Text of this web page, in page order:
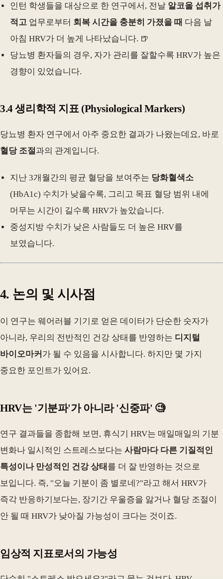
인턴 학생들을 대상으로 한 연구에서, 전날 알코올 섭취가
적고 업무로부터 회복 시간을 충분히 가졌을 때 다음 날
아침 HRV가 더 높게 나타났습니다. 🍺
당뇨병 환자들의 경우, 자가 관리를 잘할수록 HRV가 높은
경향이 있었습니다.
3.4 생리학적 지표 (Physiological Markers)
당뇨병 환자 연구에서 아주 중요한 결과가 나왔는데요, 바로
혈당 조절과의 관계입니다.
지난 3개월간의 평균 혈당을 보여주는 당화혈색소
(HbA1c) 수치가 낮을수록, 그리고 목표 혈당 범위 내에
머무는 시간이 길수록 HRV가 높았습니다.
중성지방 수치가 낮은 사람들도 더 높은 HRV를
보였습니다.
4. 논의 및 시사점
이 연구는 웨어러블 기기로 얻은 데이터가 단순한 숫자가
아니라, 우리의 전반적인 건강 상태를 반영하는 디지털
바이오마커 가 될 수 있음을 시사합니다. 하지만 몇 가지
중요한 포인트가 있어요.
HRV는 '기분파'가 아니라 '신중파' 🧐
연구 결과들을 종합해 보면, 휴식기 HRV는 매일매일의 기분
변화나 일시적인 스트레스보다는 사람마다 다른 기질적인
특성이나 만성적인 건강 상태 를 더 잘 반영하는 것으로
보입니다. 즉, "오늘 기분이 좀 별로네?"라고 해서 HRV가
즉각 반응하기보다는, 장기간 우울증을 앓거나 혈당 조절이
안 될 때 HRV가 낮아질 가능성이 크다는 것이죠.
임상적 지표로서의 가능성